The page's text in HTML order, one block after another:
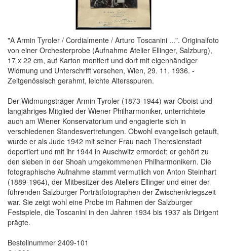
"A Armin Tyroler / Cordialmente / Arturo Toscanini ...". Originalfoto
von einer Orchesterprobe (Aufnahme Atelier Ellinger, Salzburg),
17 x 22 cm, auf Karton montiert und dort mit eigenhändiger
Widmung und Unterschrift versehen, Wien, 29. 11. 1936. -
Zeitgenössisch gerahmt, leichte Altersspuren.
Der Widmungsträger Armin Tyroler (1873-1944) war Oboist und
langjähriges Mitglied der Wiener Philharmoniker, unterrichtete
auch am Wiener Konservatorium und engagierte sich in
verschiedenen Standesvertretungen. Obwohl evangelisch getauft,
wurde er als Jude 1942 mit seiner Frau nach Theresienstadt
deportiert und mit ihr 1944 in Auschwitz ermordet; er gehört zu
den sieben in der Shoah umgekommenen Philharmonikern. Die
fotographische Aufnahme stammt vermutlich von Anton Steinhart
(1889-1964), der Mitbesitzer des Ateliers Ellinger und einer der
führenden Salzburger Porträtfotographen der Zwischenkriegszeit
war. Sie zeigt wohl eine Probe im Rahmen der Salzburger
Festspiele, die Toscanini in den Jahren 1934 bis 1937 als Dirigent
prägte.
Bestellnummer 2409-101